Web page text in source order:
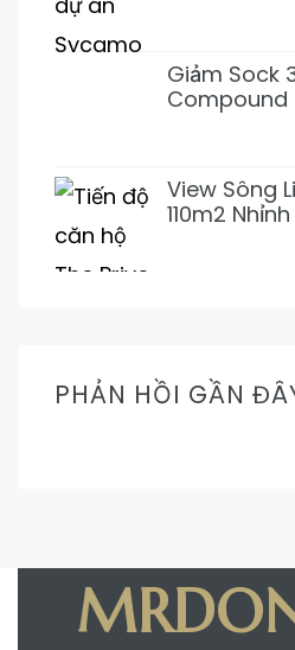
Giảm Sock
Compound
View Sông
110m2
PHẢN HỒI GẦN